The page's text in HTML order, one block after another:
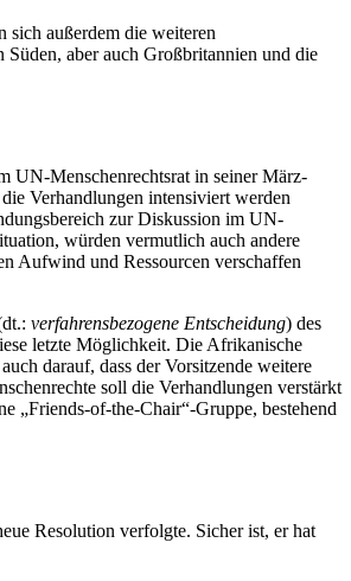
sich außerdem die weiteren
aber auch Großbritannien und die
UN-Menschenrechtsrat in seiner März-
Verhandlungen intensiviert werden
zur Diskussion im UN-
würden vermutlich auch andere
Aufwind und Ressourcen verschaffen
verfahrensbezogene Entscheidung) des
letzte Möglichkeit. Die Afrikanische
darauf, dass der Vorsitzende weitere
soll die Verhandlungen verstärkt
„Friends-of-the-Chair“-Gruppe, bestehend
Resolution verfolgte. Sicher ist, er hat